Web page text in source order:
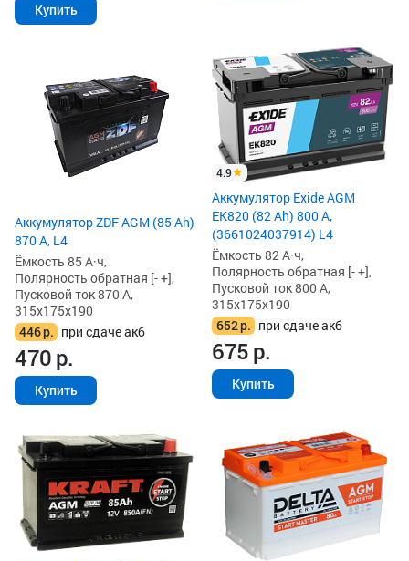
Купить
Аккумулятор ZDF AGM (85 Ah)
870 А, L4
Ёмкость 85 А·ч,
Полярность обратная [- +],
Пусковой ток 870 А,
315x175x190
446р. при сдаче акб
470р.
Купить
4.9
Аккумулятор Exide AGM
EK820 (82 Ah) 800 А,
(3661024037914) L4
Ёмкость 82 А·ч,
Полярность обратная [- +],
Пусковой ток 800 А,
315x175x190
652р. при сдаче акб
675р.
Купить